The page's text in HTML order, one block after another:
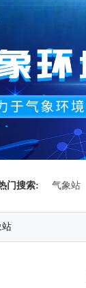
门搜索: 气象站
站